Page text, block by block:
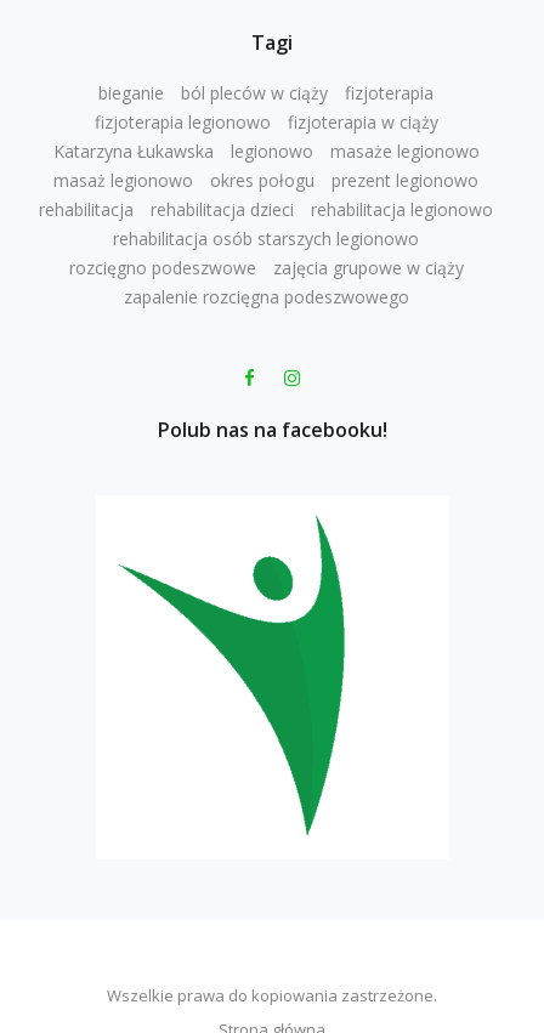
Tagi
bieganie ból pleców w ciąży
fizjoterapia
fizjoterapia legionowo
fizjoterapia w ciąży
Katarzyna Łukawska
legionowo
masaże legionowo
masaż legionowo
okres połogu
prezent legionowo
rehabilitacja
rehabilitacja dzieci
rehabilitacja legionowo
rehabilitacja osób starszych legionowo
rozcięgno podeszwowe
zajęcia grupowe w ciąży
zapalenie rozcięgna podeszwowego
Polub nas na facebooku!
Wszelkie prawa do kopiowania zastrzeżone.